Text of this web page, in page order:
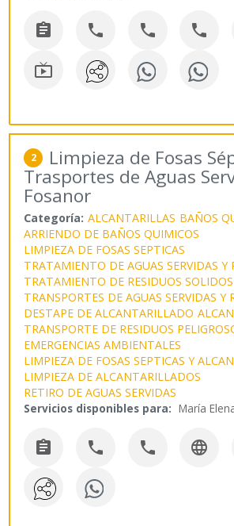
   

2 Limpieza de Fosas
Trasportes de Aguas
Fosanor
Categoría: ALCANTARILLAS BAÑOS
ARRIENDO DE BAÑOS QUIMICOS
LIMPIEZA DE FOSAS SEPTICAS
TRATAMIENTO DE AGUAS SERVIDAS Y
TRATAMIENTO DE RESIDUOS SOLIDOS
TRANSPORTES DE AGUAS SERVIDAS Y
DESTAPE DE ALCANTARILLADO
TRANSPORTE DE RESIDUOS
EMERGENCIAS AMBIENTALES
LIMPIEZA DE FOSAS SEPTICAS Y
LIMPIEZA DE ALCANTARILLADOS
RETIRO DE AGUAS SERVIDAS
Servicios disponibles para: María
   